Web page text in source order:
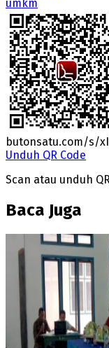
umkm
butonsatu.com/s/
Unduh QR Code
Scan atau unduh
Baca Juga